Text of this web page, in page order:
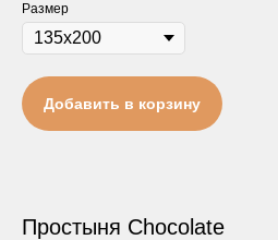
Размер
Добавить в корзину
Простыня Сhocolate